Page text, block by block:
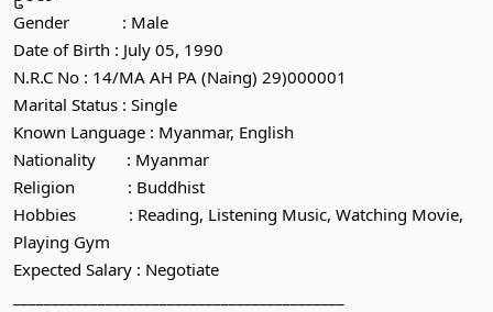
Gender            : Male
Date of Birth : July 05, 1990
N.R.C No : 14/MA AH PA (Naing) 29)000001
Marital Status : Single
Known Language : Myanmar, English
Nationality       : Myanmar
Religion            : Buddhist
Hobbies            : Reading, Listening Music, Watching Movie,
Playing Gym
Expected Salary : Negotiate